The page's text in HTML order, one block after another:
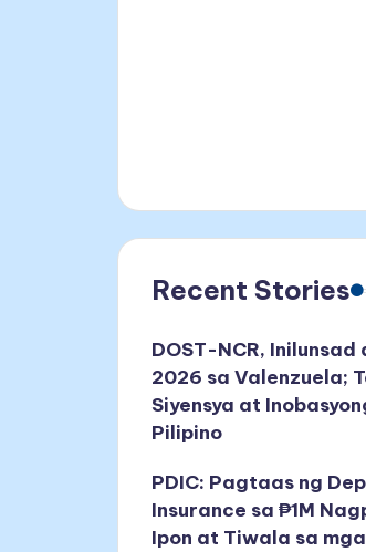
Recent Stories
DOST-NCR, Inilunsad
2026 sa Valenzuela;
Siyensya at
Pilipino
PDIC: Pagtaas ng
Insurance sa ₱1M
Ipon at Tiwala sa